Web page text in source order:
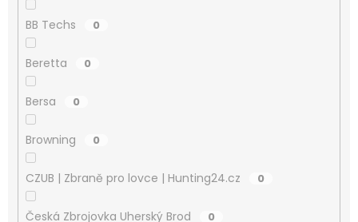
BB Techs 0
Beretta 0
Bersa 0
Browning 0
CZUB | Zbraně pro lovce | Hunting24.cz 0
Česká Zbrojovka Uherský Brod 0